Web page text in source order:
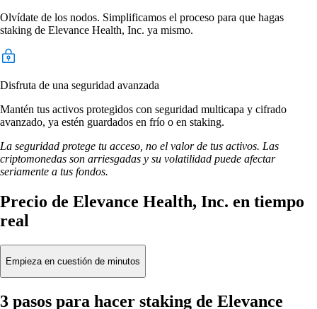
Olvídate de los nodos. Simplificamos el proceso para que hagas
staking de Elevance Health, Inc. ya mismo.
Disfruta de una seguridad avanzada
Mantén tus activos protegidos con seguridad multicapa y cifrado
avanzado, ya estén guardados en frío o en staking.
La seguridad protege tu acceso, no el valor de tus activos. Las
criptomonedas son arriesgadas y su volatilidad puede afectar
seriamente a tus fondos.
Precio de Elevance Health, Inc. en tiempo
real
Empieza en cuestión de minutos
3 pasos para hacer staking de Elevance